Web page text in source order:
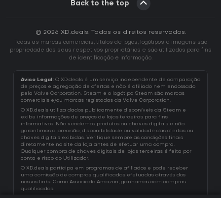
Back to the top
© 2026 XD.deals. Todos os direitos reservados.
Todas as marcas comerciais, títulos de jogos, logótipos e imagens são
propriedade dos seus respetivos proprietários e são utilizados para fins
de identificação e informação.
Aviso Legal: O XD.deals é um serviço independente de comparação
de preços e agregação de ofertas e não é afiliado nem endossado
pela Valve Corporation. Steam e o logótipo Steam são marcas
comerciais e/ou marcas registadas da Valve Corporation.
O XD.deals utiliza dados publicamente disponíveis da Steam e
exibe informações de preços de lojas terceiras para fins
informativos. Não vendemos produtos ou chaves digitais e não
garantimos a precisão, disponibilidade ou validade das ofertas ou
chaves digitais exibidas. Verifique sempre as condições finais
diretamente no site da loja antes de efetuar uma compra.
Qualquer compra de chaves digitais de lojas terceiras é feita por
conta e risco do Utilizador.
O XD.deals participa em programas de afiliados e pode receber
uma comissão de compras qualificadas efetuadas através dos
nossos links. Como Associado Amazon, ganhamos com compras
qualificadas.